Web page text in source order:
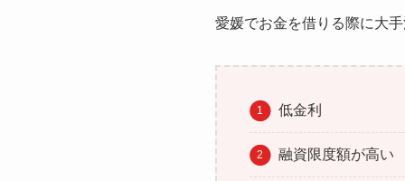
愛媛でお金を借りる際に大
低金利
融資限度額が高い